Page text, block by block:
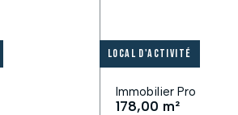
Local d'activité
Immobilier Pro
178,00 m²